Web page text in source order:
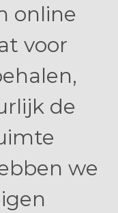
online
voor
de
we